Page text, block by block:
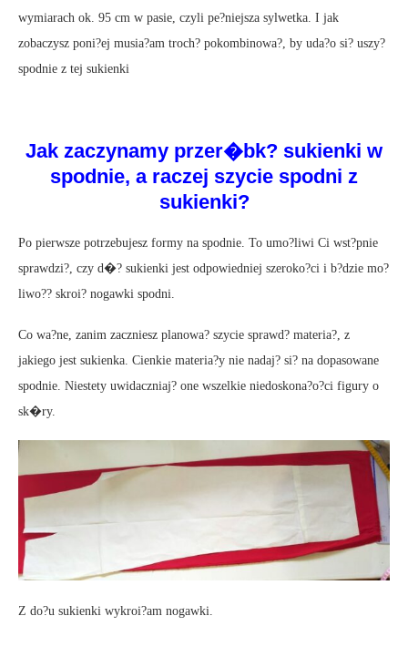
wymiarach ok. 95 cm w pasie, czyli pe?niejsza sylwetka. I jak
zobaczysz poni?ej musia?am troch? pokombinowa?, by uda?o si? uszy?
spodnie z tej sukienki
Jak zaczynamy przer�bk? sukienki w
spodnie, a raczej szycie spodni z
sukienki?
Po pierwsze potrzebujesz formy na spodnie. To umo?liwi Ci wst?pnie
sprawdzi?, czy d�? sukienki jest odpowiedniej szeroko?ci i b?dzie mo?
liwo?? skroi? nogawki spodni.
Co wa?ne, zanim zaczniesz planowa? szycie sprawd? materia?, z
jakiego jest sukienka. Cienkie materia?y nie nadaj? si? na dopasowane
spodnie. Niestety uwidaczniaj? one wszelkie niedoskona?o?ci figury o
sk�ry.
Z do?u sukienki wykroi?am nogawki.